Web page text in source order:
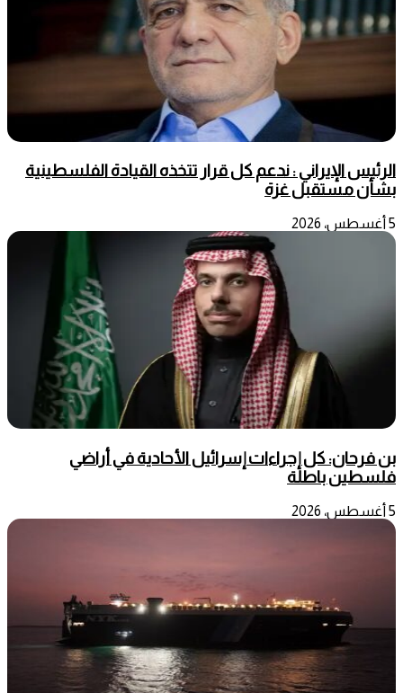
الرئيس الإيراني : ندعم كل قرار تتخذه القيادة الفلسطينية
بشأن مستقبل غزة
5 أغسطس، 2026
بن فرحان: كل إجراءات إسرائيل الأحادية في أراضي
فلسطين باطلة
5 أغسطس، 2026